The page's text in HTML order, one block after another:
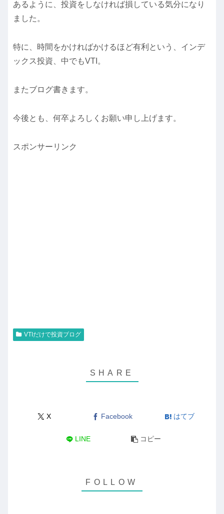
あるように、投資をしなければ損している気分になり
ました。
特に、時間をかければかけるほど有利という、インデ
ックス投資、中でもVTI。
またブログ書きます。
今後とも、何卒よろしくお願い申し上げます。
スポンサーリンク
VTIだけで投資ブログ
X Facebook はてブ
LINE コピー